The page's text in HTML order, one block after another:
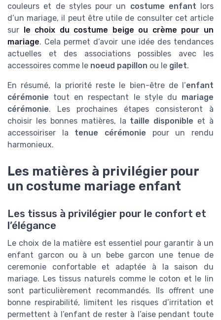
couleurs et de styles pour un costume enfant lors
d’un mariage, il peut être utile de consulter cet article
sur le choix du costume beige ou crème pour un
mariage. Cela permet d’avoir une idée des tendances
actuelles et des associations possibles avec les
accessoires comme le noeud papillon ou le gilet.
En résumé, la priorité reste le bien-être de l’enfant
cérémonie tout en respectant le style du mariage
cérémonie. Les prochaines étapes consisteront à
choisir les bonnes matières, la taille disponible et à
accessoiriser la tenue cérémonie pour un rendu
harmonieux.
Les matières à privilégier pour
un costume mariage enfant
Les tissus à privilégier pour le confort et
l’élégance
Le choix de la matière est essentiel pour garantir à un
enfant garcon ou à un bebe garcon une tenue de
ceremonie confortable et adaptée à la saison du
mariage. Les tissus naturels comme le coton et le lin
sont particulièrement recommandés. Ils offrent une
bonne respirabilité, limitent les risques d’irritation et
permettent à l’enfant de rester à l’aise pendant toute